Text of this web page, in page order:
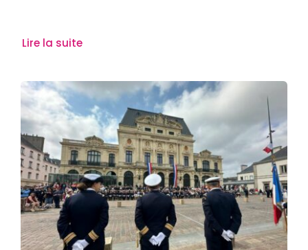
Lire la suite